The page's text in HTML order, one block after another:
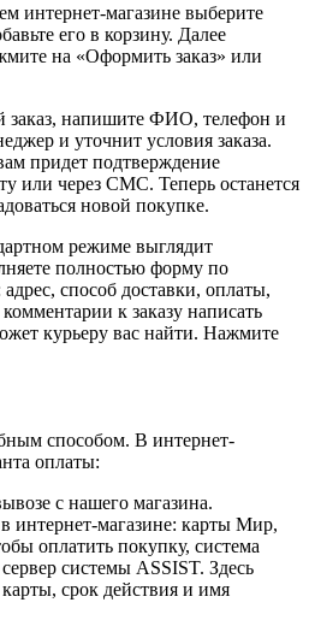
интернет-магазине выберите
его в корзину. Далее
на «Оформить заказ» или
заказ, напишите ФИО, телефон и
и уточнит условия заказа.
придет подтверждение
или через СМС. Теперь останется
новой покупке.
режиме выглядит
полностью форму по
способ доставки, оплаты,
к заказу написать
курьеру вас найти. Нажмите
способом. В интернет-
оплаты:
с нашего магазина.
интернет-магазине: карты Мир,
оплатить покупку, система
системы ASSIST. Здесь
срок действия и имя